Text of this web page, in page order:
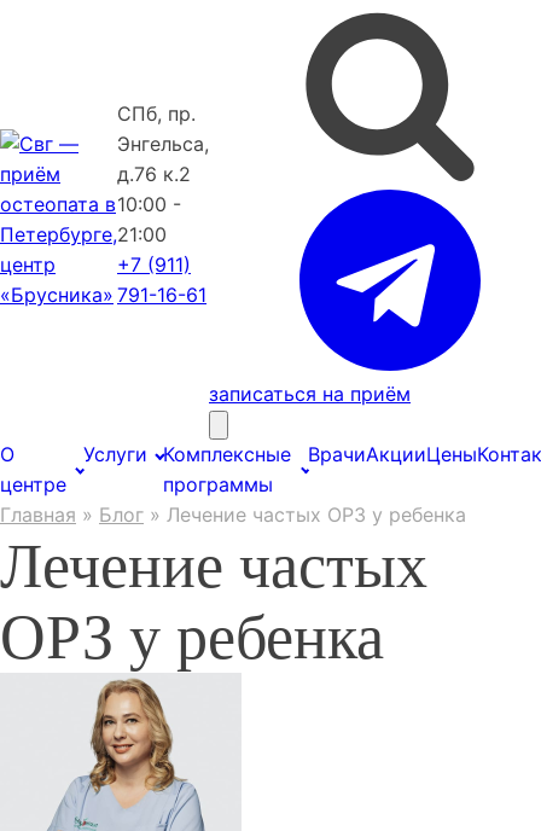
СПб, пр.
Энгельса,
д.76 к.2
10:00 -
21:00
+7 (911)
791-16-61
записаться на приём
О
центре
Услуги
Комплексные
программы
ВрачиАкцииЦены
Главная » Блог » Лечение частых ОРЗ у ребенка
Лечение частых
ОРЗ у ребенка